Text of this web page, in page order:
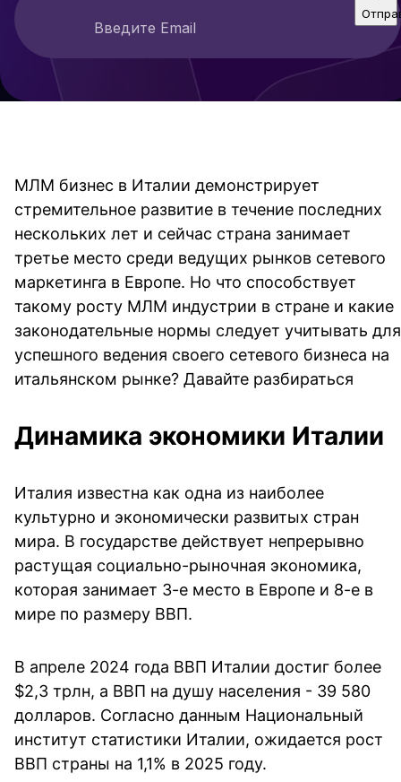
Введите Email
МЛМ бизнес в Италии демонстрирует
стремительное развитие в течение последних
нескольких лет и сейчас страна занимает
третье место среди ведущих рынков сетевого
маркетинга в Европе. Но что способствует
такому росту МЛМ индустрии в стране и какие
законодательные нормы следует учитывать для
успешного ведения своего сетевого бизнеса на
итальянском рынке? Давайте разбираться
Динамика экономики Италии
Италия известна как одна из наиболее
культурно и экономически развитых стран
мира. В государстве действует непрерывно
растущая социально-рыночная экономика,
которая занимает 3-е место в Европе и 8-е в
мире по размеру ВВП.
В апреле 2024 года ВВП Италии достиг более
$2,3 трлн, а ВВП на душу населения - 39 580
долларов. Согласно данным Национальный
институт статистики Италии, ожидается рост
ВВП страны на 1,1% в 2025 году.